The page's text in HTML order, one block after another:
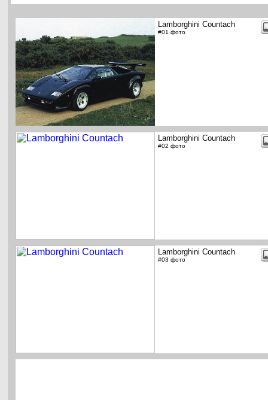
Lamborghini Countach
#01 фото
Lamborghini Countach
#02 фото
Lamborghini Countach
#03 фото